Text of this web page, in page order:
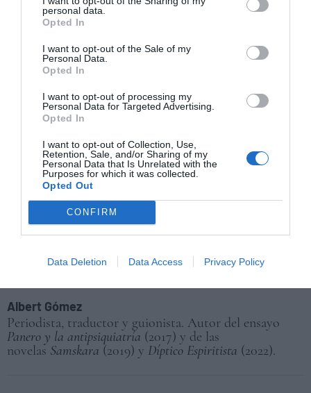
personal data.
Opted In
I want to opt-out of the Sale of my
Personal Data.
Opted In
I want to opt-out of processing my
Personal Data for Targeted Advertising.
Opted In
I want to opt-out of Collection, Use,
Retention, Sale, and/or Sharing of my
Personal Data that Is Unrelated with the
Purposes for which it was collected.
Opted Out
CONFIRM
Data Deletion Data Access Privacy Policy
Mantente informado con las últimas noticias de actualidad.
ACTIVAR AHORA
TE PUEDE INTERESAR...
Kike Ferrari: alta suciedad
Maximiliano Barrientos: coches,
monstruos y ‘black metal’
literatura
Albert Gómez
Periodista, traductor y guionista. Autor del ensayo
Panero y la antipsiquiatría (2017) y de las
novelas Samskara (2019) y Díptico Espiritista (2022).